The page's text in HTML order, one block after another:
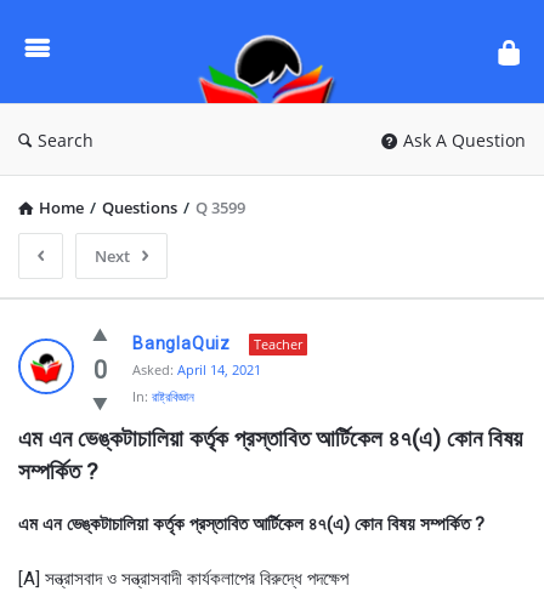
Questions
Search Ask A Question
Home / Questions / Q 3599
Next
Ask
Questions
BanglaQuiz
Latest
Questions
0
BanglaQuiz
Teacher
Asked: April 14, 2021
In: রাষ্ট্রবিজ্ঞান
এম এন ভেঙ্কটাচালিয়া কর্তৃক প্রস্তাবিত আর্টিকেল ৪৭(এ) কোন বিষয়
সম্পর্কিত ?
এম এন ভেঙ্কটাচালিয়া কর্তৃক প্রস্তাবিত আর্টিকেল ৪৭(এ) কোন বিষয় সম্পর্কিত ?
[A] সন্ত্রাসবাদ ও সন্ত্রাসবাদী কার্যকলাপের বিরুদ্ধে পদক্ষেপ